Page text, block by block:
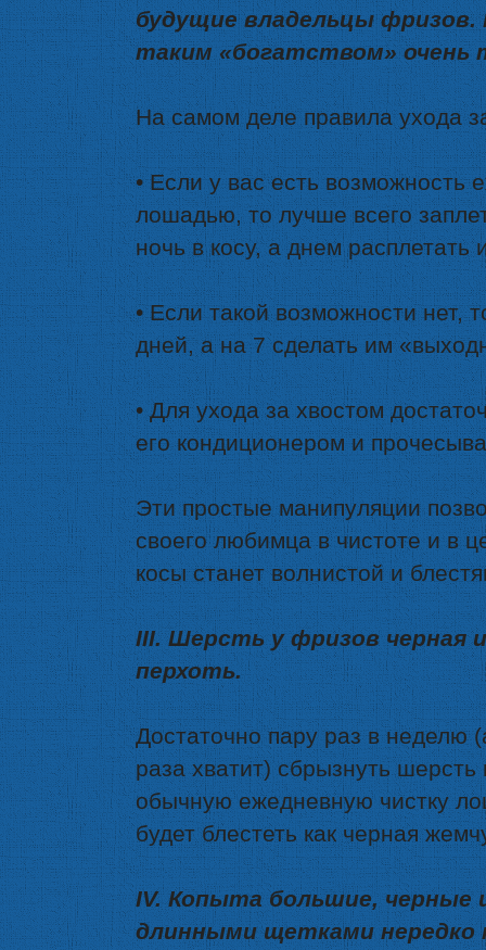
будущие владельцы
таким «богатством» очень
На самом деле правила ухода
• Если у вас есть возможность
лошадью, то лучше всего
ночь в косу, а днем расплетать
• Если такой возможности нет,
дней, а на 7 сделать им
• Для ухода за хвостом
его кондиционером и
Эти простые манипуляции
своего любимца в чистоте и в
косы станет волнистой и
III. Шерсть у фризов черная
перхоть.
Достаточно пару раз в неделю
раза хватит) сбрызнуть
обычную ежедневную чистку
будет блестеть как черная
IV. Копыта большие, черные
длинными щетками нередко